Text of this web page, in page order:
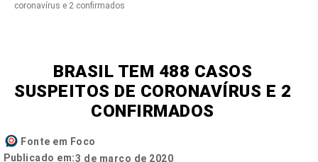
coronavírus e 2 confirmados
BRASIL TEM 488 CASOS
SUSPEITOS DE CORONAVÍRUS E 2
CONFIRMADOS
Fonte em Foco
Publicado em:3 de março de 2020